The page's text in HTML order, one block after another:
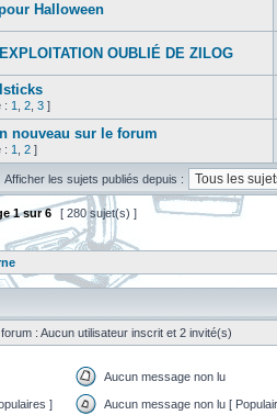
Halloween
OUBLIÉ DE ZILOG
: 1 2 3 ]
nouveau sur le forum
: 1 2 ]
Afficher les sujets publiés depuis :
1sur6 [ 280 sujet(s) ]
: Aucun utilisateur inscrit et 2 invité(s)
Aucun message non lu
] Aucun message non lu [